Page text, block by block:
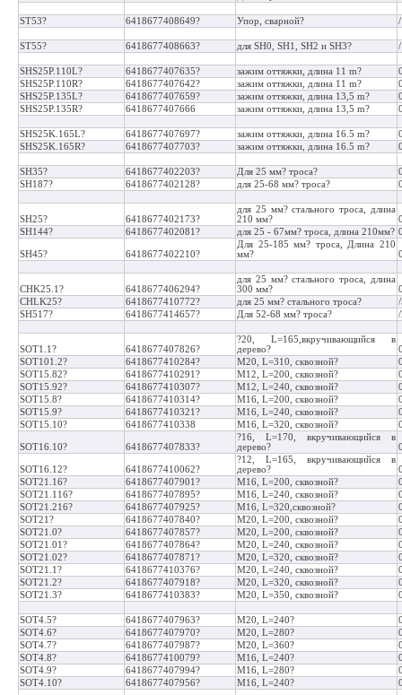
ST53? 6418677408649? Упор, сварной?
ST55? 6418677408663? для SH0, SH1, SH2 и SH3?
SHS25P.110L? 6418677407635? зажим оттяжки, длина 11 m?
SHS25P.110R?
6418677407642? зажим оттяжки, длина 11 m?
SHS25P.135L?
6418677407659? зажим оттяжки, длина 13,5 m?
SHS25P.135R?
6418677407666 зажим оттяжки, длина 13,5 m?
SHS25K.165L? 6418677407697? зажим оттяжки, длина 16.5 m?
SHS25K.165R?
6418677407703? зажим оттяжки, длина 16.5 m?
SH35? 6418677402203? Для 25 мм? троса?
SH187?
6418677402128? для 25-68 мм? троса?
SH25? 6418677402173?
для 25 мм? стального троса, длина
210 мм?
SH144?
6418677402081? для 25 - 67мм? троса, длина 210мм?
SH45? 6418677402210?
Для 25-185 мм? троса, Длина 210
мм?
CHK25.1? 6418677406294?
для 25 мм? стального троса, длина
300 мм?
CHLK25?
6418677410772? для 25 мм? стального троса?
SH517?
6418677414657? Для 52-68 мм? троса?
SOT1.1? 6418677407826?
?20, L=165,вкручивающийся в
дерево?
SOT101.2?
6418677410284? M20, L=310, сквозной?
SOT15.82?
6418677410291? M12, L=200, сквозной?
SOT15.92?
6418677410307? M12, L=240, сквозной?
SOT15.8?
6418677410314? M16, L=200, сквозной?
SOT15.9?
6418677410321? M16, L=240, сквозной?
SOT15.10?
6418677410338 M16, L=320, сквозной?
SOT16.10? 6418677407833?
?16, L=170, вкручивающийся в
дерево?
SOT16.12? 6418677410062?
?12, L=165, вкручивающийся в
дерево?
SOT21.16?
6418677407901? M16, L=200, сквозной?
SOT21.116?
6418677407895? M16, L=240, сквозной?
SOT21.216?
6418677407925? M16, L=320,сквозной?
SOT21?
6418677407840? M20, L=200, сквозной?
SOT21.0?
6418677407857? M20, L=200, сквозной?
SOT21.01?
6418677407864? M20, L=240, сквозной?
SOT21.02?
6418677407871? M20, L=320, сквозной?
SOT21.1?
6418677410376? M20, L=240, сквозной?
SOT21.2?
6418677407918? M20, L=320, сквозной?
SOT21.3?
6418677410383? M20, L=350, сквозной?
SOT4.5? 6418677407963? M20, L=240?
SOT4.6?
6418677407970? M20, L=280?
SOT4.7?
6418677407987? M20, L=360?
SOT4.8?
6418677410079? M16, L=240?
SOT4.9?
6418677407994? M16, L=280?
SOT4.10?
6418677407956? M16, L=240?